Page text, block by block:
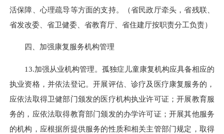
活保障、心理疏导等方面的支持。（省民政厅牵头，省残联、
省发改委、省卫健委、省教育厅、省住建厅按职责分工负责）
四、加强康复服务机构管理
13.加强从业机构管理。孤独症儿童康复机构应具备相应的
执业资格，并依法登记。开展评估、诊疗及医疗康复服务的，
应依法取得卫健部门颁发的医疗机构执业许可证；开展教育服
务的，应依法取得教育部门颁发的办学许可证；开展其他服务
的机构，应根据所提供服务的性质和相关主管部门规定，取得